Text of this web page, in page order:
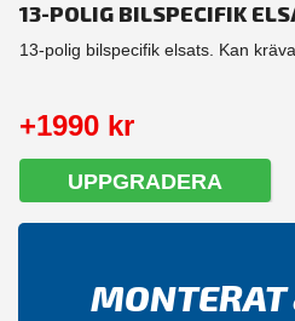
13-POLIG BILSPECIFIK
13-polig bilspecifik elsats. Kan
+1990 kr
UPPGRADERA